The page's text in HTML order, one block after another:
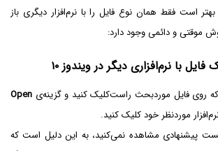
است فقط همان نوع فایل را با نرم‌افزار دیگری باز
موقتی و دائمی وجود دارد:
با نرم‌افزاری دیگر در ویندوز ۱۰
فایل موردبحث راست‌کلیک کنید و گزینه‌ی Open
موردنظر خود کلیک کنید.
لیست پیشنهادی مشاهده نمی‌کنید، به این دلیل است که